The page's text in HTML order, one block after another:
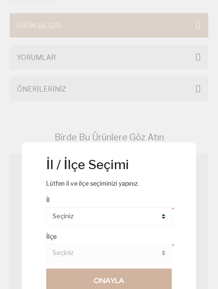
ÜRÜN BİLGİSİ
YORUMLAR
ÖNERİLERİNİZ
Birde Bu Ürünlere Göz Atın
İl / İlçe Seçimi
Lütfen il ve ilçe seçiminizi yapınız.
İl
*
İlçe
*
ONAYLA